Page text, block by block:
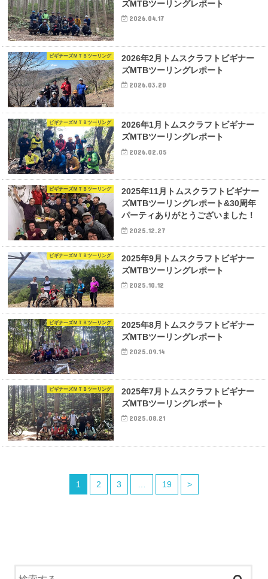
ズMTBツーリングレポート
2026.04.17
ビギナーズＭＴＢツーリング
2026年2月トムスクラフトビギナー
ズMTBツーリングレポート
2026.03.20
ビギナーズＭＴＢツーリング
2026年1月トムスクラフトビギナー
ズMTBツーリングレポート
2026.02.05
ビギナーズＭＴＢツーリング
2025年11月トムスクラフトビギナー
ズMTBツーリングレポート&30周年
パーティありがとうございました！
2025.12.27
ビギナーズＭＴＢツーリング
2025年9月トムスクラフトビギナー
ズMTBツーリングレポート
2025.10.12
ビギナーズＭＴＢツーリング
2025年8月トムスクラフトビギナー
ズMTBツーリングレポート
2025.09.14
ビギナーズＭＴＢツーリング
2025年7月トムスクラフトビギナー
ズMTBツーリングレポート
2025.08.21
1 2 3 19 >